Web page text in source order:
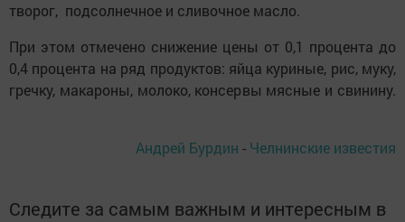
творог, подсолнечное и сливочное масло.
При этом отмечено снижение цены от 0,1 процента до
0,4 процента на ряд продуктов: яйца куриные, рис, муку,
гречку, макароны, молоко, консервы мясные и свинину.
Андрей Бурдин - Челнинские известия
Следите за самым важным и интересным в